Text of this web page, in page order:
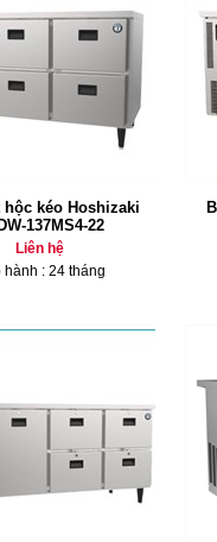
hộc kéo Hoshizaki
137MS4-22
Liên hệ
hành : 24 tháng